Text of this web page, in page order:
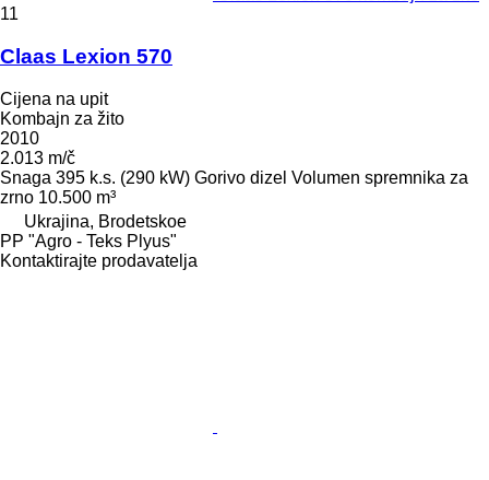
11
Claas Lexion 570
Cijena na upit
Kombajn za žito
2010
2.013 m/č
Snaga 395 k.s. (290 kW) Gorivo dizel Volumen spremnika za
zrno 10.500 m³
Ukrajina, Brodetskoe
PP "Agro - Teks Plyus"
Kontaktirajte prodavatelja